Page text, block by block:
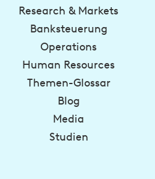
Research & Markets
Banksteuerung
Operations
Human Resources
Themen-Glossar
Blog
Media
Studien